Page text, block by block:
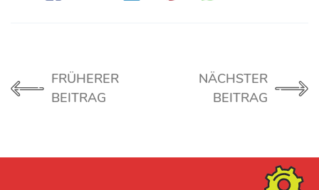
FRÜHERER
BEITRAG
NÄCHSTER
BEITRAG